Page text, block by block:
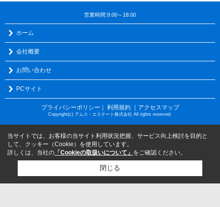
営業時間:9:00～18:00
ホーム
会社概要
お問い合わせ
PCサイト
プライバシーポリシー ｜ 利用規約 ｜アクセスマップ
Copyright(c) アムス・エステート株式会社 All rights reserved.
当サイトでは、お客様の当サイト利用状況把握、サービス向上検討を目的と
して、クッキー（Cookie）を使用しています。
詳しくは、当社の 「Cookieの取扱いについて」 をご確認ください。
閉じる